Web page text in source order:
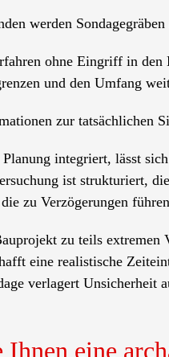
werden
ohne Eingriff in den
und den Umfang
zur tatsächlichen
integriert, lässt
ist strukturiert,
zu Verzögerungen
zu teils
eine realistische
verlagert Unsicherheit
eine